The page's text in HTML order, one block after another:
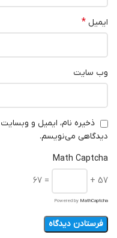
ایمیل *
وب‌ سایت
ذخیره نام، ایمیل و
دیدگاهی می‌نویسم.
Math Captcha
57 +
= 67
Powered by MathCaptcha